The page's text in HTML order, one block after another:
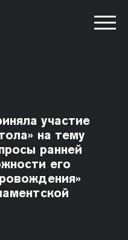
участие
на тему
ранней
его